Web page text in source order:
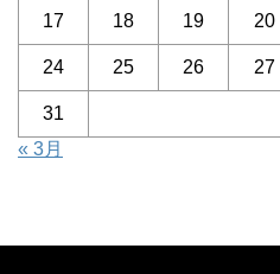
17 18 19 20
24 25 26 27
31
« 3月